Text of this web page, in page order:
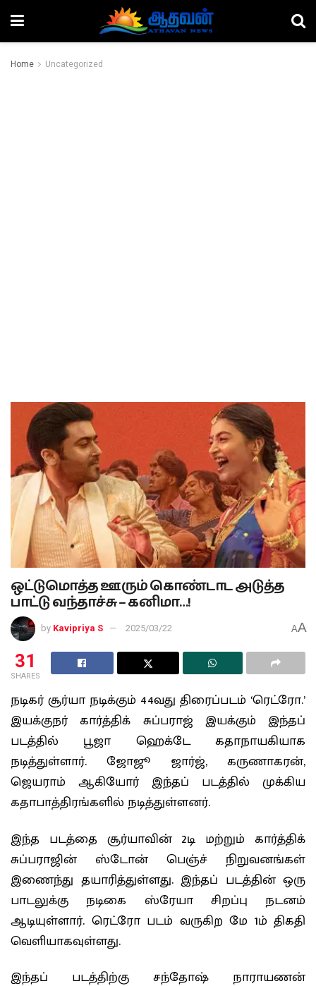
Home Uncategorized
ஒட்டுமொத்த ஊரும் கொண்டாட அடுத்த
பாட்டு வந்தாச்சு – கனிமா…!
by Kavipriya S 2025/03/22 AA
31
SHARES
நடிகர் சூர்யா நடிக்கும் 44வது திரைப்படம் ‘ரெட்ரோ.’
இயக்குநர் கார்த்திக் சுப்பராஜ் இயக்கும் இந்தப்
படத்தில் பூஜா ஹெக்டே கதாநாயகியாக
நடித்துள்ளார். ஜோஜூ ஜார்ஜ், கருணாகரன்,
ஜெயராம் ஆகியோர் இந்தப் படத்தில் முக்கிய
கதாபாத்திரங்களில் நடித்துள்ளனர்.
இந்த படத்தை சூர்யாவின் 2டி மற்றும் கார்த்திக்
சுப்பராஜின் ஸ்டோன் பெஞ்ச் நிறுவனங்கள்
இணைந்து தயாரித்துள்ளது. இந்தப் படத்தின் ஒரு
பாடலுக்கு நடிகை ஸ்ரேயா சிறப்பு நடனம்
ஆடியுள்ளார். ரெட்ரோ படம் வருகிற மே 1ம் திகதி
வெளியாகவுள்ளது.
இந்தப் படத்திற்கு சந்தோஷ் நாராயணன்